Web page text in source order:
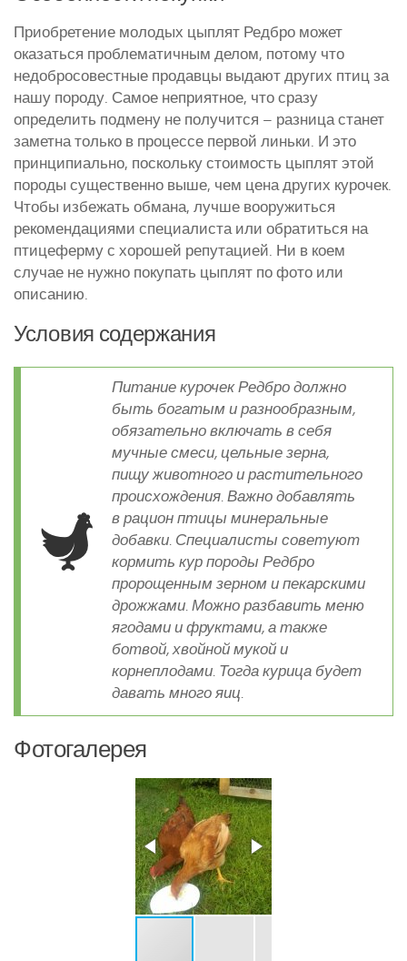
Приобретение молодых цыплят Редбро может
оказаться проблематичным делом, потому что
недобросовестные продавцы выдают других птиц за
нашу породу. Самое неприятное, что сразу
определить подмену не получится – разница станет
заметна только в процессе первой линьки. И это
принципиально, поскольку стоимость цыплят этой
породы существенно выше, чем цена других курочек.
Чтобы избежать обмана, лучше вооружиться
рекомендациями специалиста или обратиться на
птицеферму с хорошей репутацией. Ни в коем
случае не нужно покупать цыплят по фото или
описанию.
Условия содержания
Питание курочек Редбро должно
быть богатым и разнообразным,
обязательно включать в себя
мучные смеси, цельные зерна,
пищу животного и растительного
происхождения. Важно добавлять
в рацион птицы минеральные
добавки. Специалисты советуют
кормить кур породы Редбро
пророщенным зерном и пекарскими
дрожжами. Можно разбавить меню
ягодами и фруктами, а также
ботвой, хвойной мукой и
корнеплодами. Тогда курица будет
давать много яиц.
Фотогалерея